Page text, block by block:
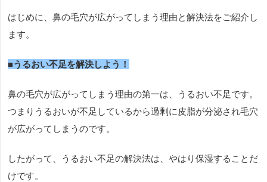
はじめに、鼻の毛穴が広がってしまう理由と解決法をご紹介し
ます。
■うるおい不足を解決しよう！
鼻の毛穴が広がってしまう理由の第一は、うるおい不足です。
つまりうるおいが不足しているから過剰に皮脂が分泌され毛穴
が広がってしまうのです。
したがって、うるおい不足の解決法は、やはり保湿することだ
けです。